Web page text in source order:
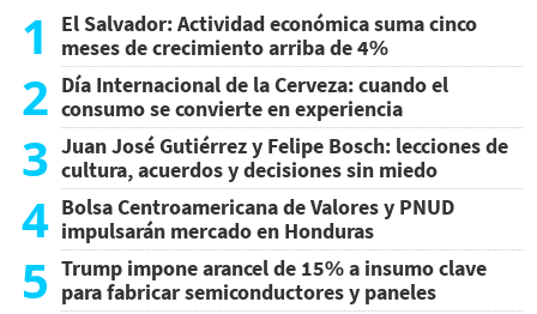
1
El Salvador: Actividad económica suma cinco
meses de crecimiento arriba de 4%
2 Día Internacional de la Cerveza: cuando el
consumo se convierte en experiencia
3 Juan José Gutiérrez y Felipe Bosch: lecciones de
cultura, acuerdos y decisiones sin miedo
4 Bolsa Centroamericana de Valores y PNUD
impulsarán mercado en Honduras
5 Trump impone arancel de 15% a insumo clave
para fabricar semiconductores y paneles